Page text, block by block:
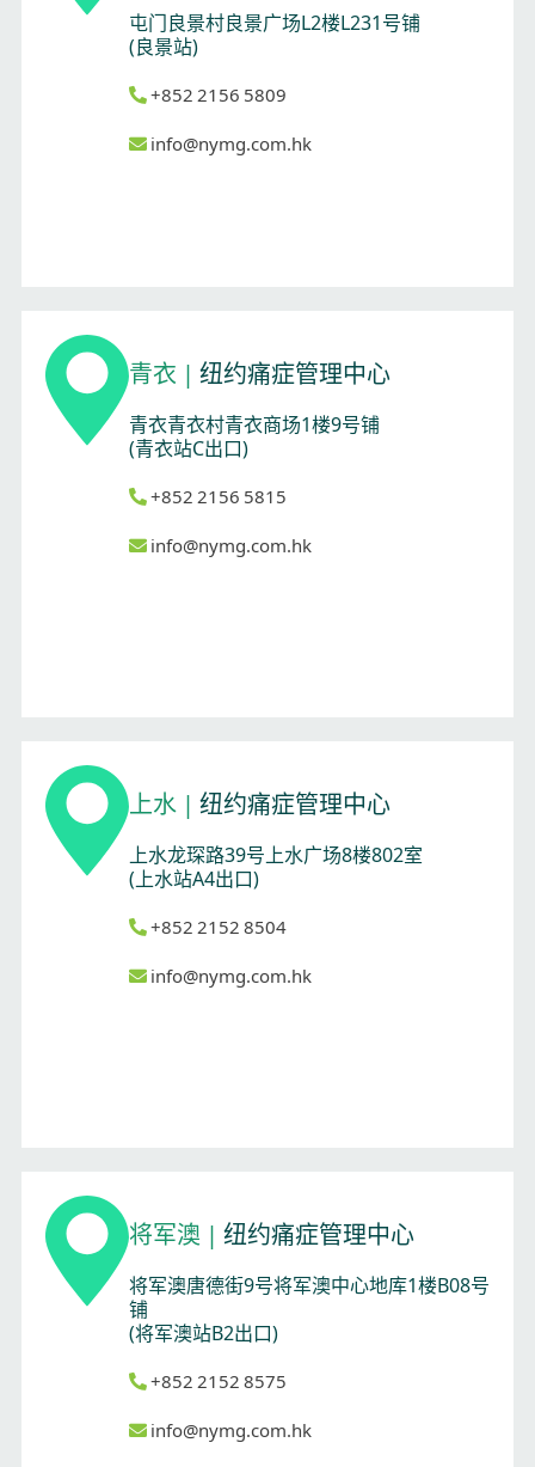
屯门良景村良景广场L2楼L231号铺
(良景站)
+852 2156 5809
info@nymg.com.hk
青衣 | 纽约痛症管理中心
青衣青衣村青衣商场1楼9号铺
(青衣站C出口)
+852 2156 5815
info@nymg.com.hk
上水| 纽约痛症管理中心
上水龙琛路39号上水广场8楼802室
(上水站A4出口)
+852 2152 8504
info@nymg.com.hk
将军澳 | 纽约痛症管理中心
将军澳唐德街9号将军澳中心地库1楼B08号
铺
(将军澳站B2出口)
+852 2152 8575
info@nymg.com.hk